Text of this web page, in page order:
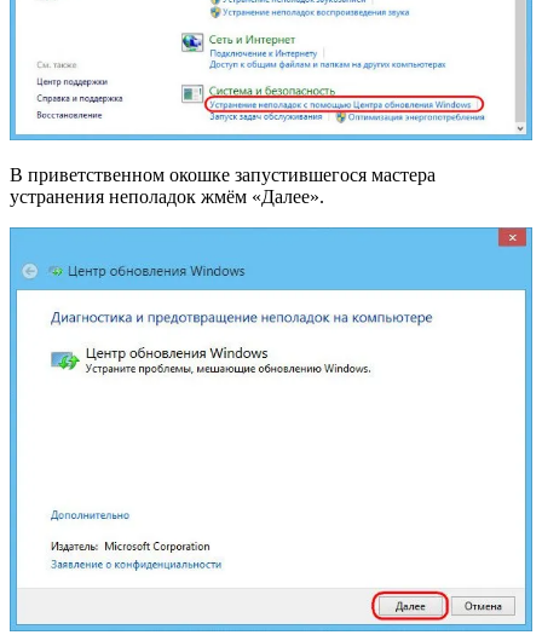
В приветственном окошке запустившегося мастера
устранения неполадок жмём «Далее».